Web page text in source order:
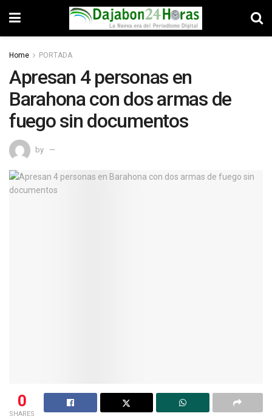
Home PORTADA
Apresan 4 personas en
Barahona con dos armas de
fuego sin documentos
by
0
SHARES